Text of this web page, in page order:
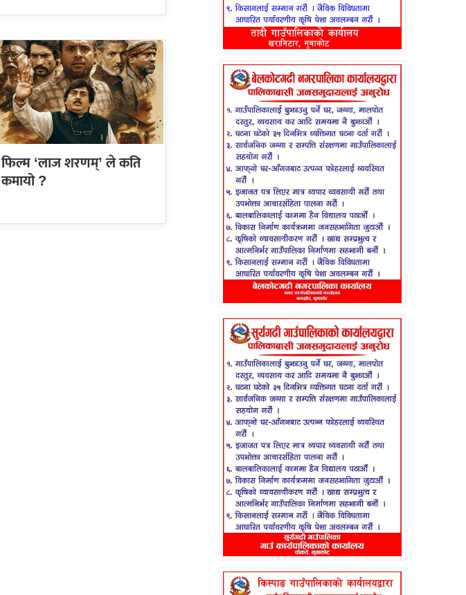
फिल्म ‘लाज शरणम्’ ले कति
कमायो ?